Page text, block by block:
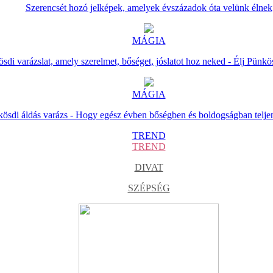
Szerencsét hozó jelképek, amelyek évszázadok óta velünk élnek
MÁGIA
varázslat, amely szerelmet, bőséget, jóslatot hoz neked - Élj
MÁGIA
áldás varázs - Hogy egész évben bőségben és boldogságban
TREND
TREND
DIVAT
SZÉPSÉG